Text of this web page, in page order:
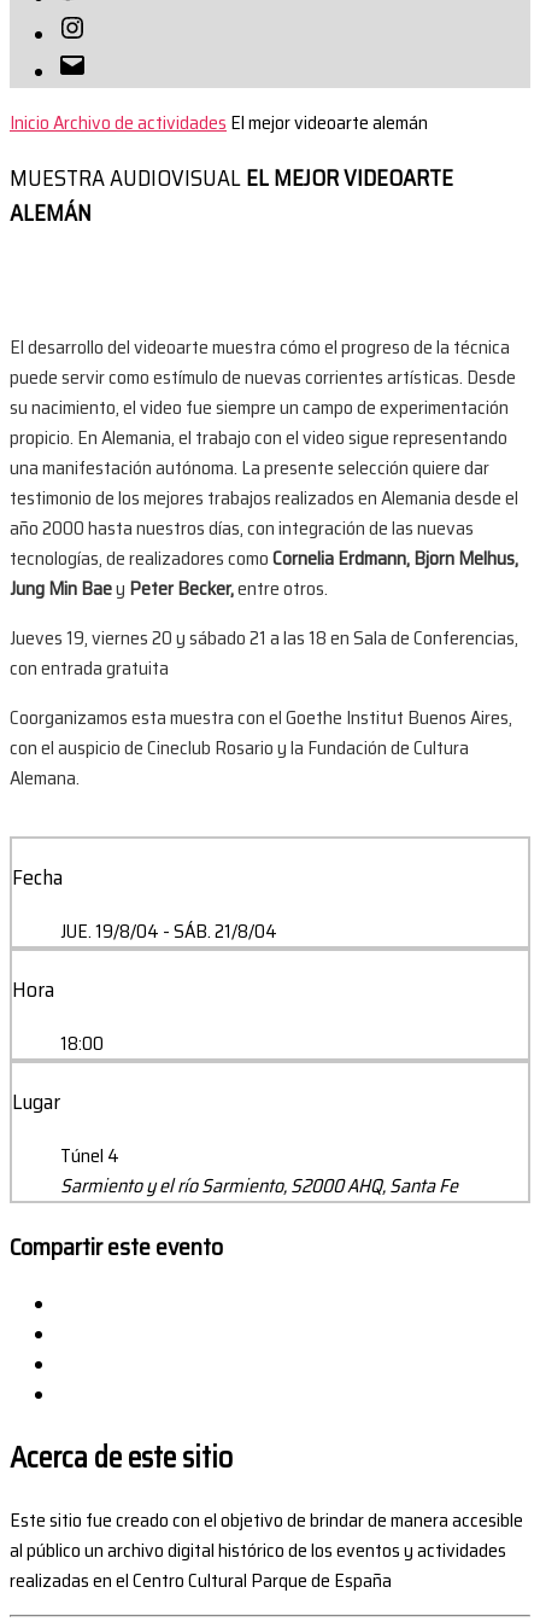
Instagram
Correo
electrónico
InicioArchivo de actividadesEl mejor videoarte alemán
MUESTRA AUDIOVISUALEL MEJOR VIDEOARTE
ALEMÁN
El desarrollo del videoarte muestra cómo el progreso de la técnica
puede servir como estímulo de nuevas corrientes artísticas. Desde
su nacimiento, el video fue siempre un campo de experimentación
propicio. En Alemania, el trabajo con el video sigue representando
una manifestación autónoma. La presente selección quiere dar
testimonio de los mejores trabajos realizados en Alemania desde el
año 2000 hasta nuestros días, con integración de las nuevas
tecnologías, de realizadores comoCornelia Erdmann, Bjorn Melhus,
Jung Min Baey Peter Becker,entre otros.
Jueves 19, viernes 20 y sábado 21 a las 18 en Sala de Conferencias,
con entrada gratuita
Coorganizamos esta muestra con el Goethe Institut Buenos Aires,
con el auspicio de Cineclub Rosario y la Fundación de Cultura
Alemana.
Fecha
JUE. 19/8/04 - SÁB. 21/8/04
Hora
18:00
Lugar
Túnel 4
Sarmiento y el río Sarmiento, S2000 AHQ, Santa Fe
Compartir este evento
Acerca de este sitio
Este sitio fue creado con el objetivo de brindar de manera accesible
al público un archivo digital histórico de los eventos y actividades
realizadas en el Centro Cultural Parque de España